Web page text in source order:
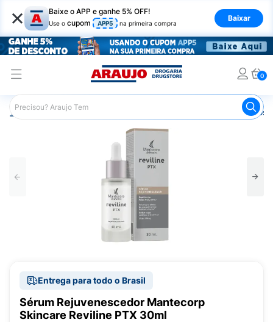
× Baixe o APP e ganhe 5% OFF!
Use o cupom APP5 na primeira compra
Baixar
0
Araujo Dermocosméticos Dermocosméticos para o
Entrega para todo o Brasil
Sérum Rejuvenescedor Mantecorp
Skincare Reviline PTX 30ml